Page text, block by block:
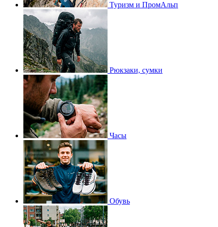
Туризм и ПромАльп
Рюкзаки, сумки
Часы
Обувь